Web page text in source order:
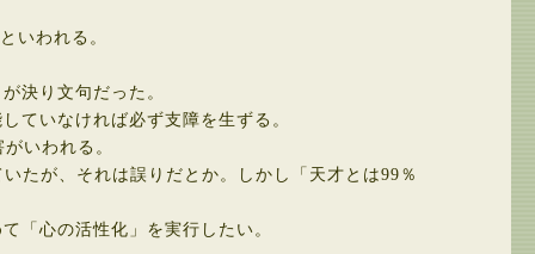
いわれる。
決り文句だった。
いなければ必ず支障を生ずる。
いわれる。
たが、それは誤りだとか。しかし「天才とは99％
「心の活性化」を実行したい。